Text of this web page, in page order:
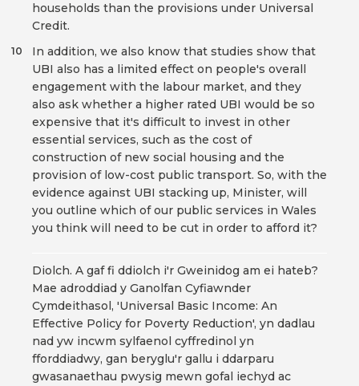
households than the provisions under Universal
Credit.
In addition, we also know that studies show that
UBI also has a limited effect on people's overall
engagement with the labour market, and they
also ask whether a higher rated UBI would be so
expensive that it's difficult to invest in other
essential services, such as the cost of
construction of new social housing and the
provision of low-cost public transport. So, with the
evidence against UBI stacking up, Minister, will
you outline which of our public services in Wales
you think will need to be cut in order to afford it?
10
Diolch. A gaf fi ddiolch i'r Gweinidog am ei hateb?
Mae adroddiad y Ganolfan Cyfiawnder
Cymdeithasol, 'Universal Basic Income: An
Effective Policy for Poverty Reduction', yn dadlau
nad yw incwm sylfaenol cyffredinol yn
fforddiadwy, gan beryglu'r gallu i ddarparu
gwasanaethau pwysig mewn gofal iechyd ac